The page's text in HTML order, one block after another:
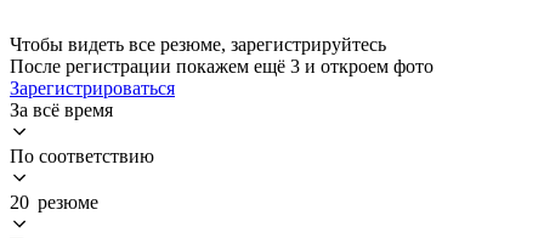
Чтобы видеть все резюме, зарегистрируйтесь
После регистрации покажем ещё 3 и откроем фото
Зарегистрироваться
За всё время
По соответствию
20 резюме